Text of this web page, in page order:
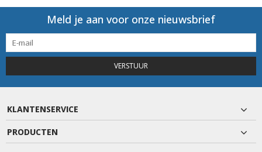
Meld je aan voor onze nieuwsbrief
VERSTUUR
KLANTENSERVICE
PRODUCTEN